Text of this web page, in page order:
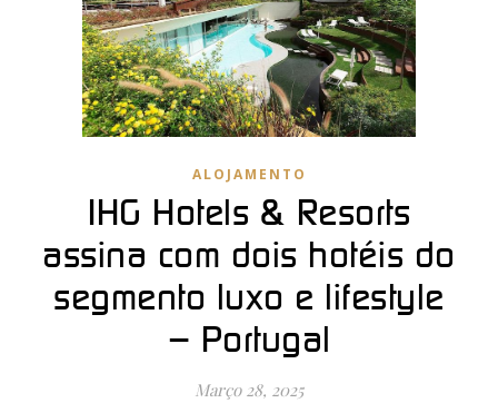
ALOJAMENTO
IHG Hotels & Resorts
assina com dois hotéis do
segmento luxo e lifestyle
– Portugal
Março 28, 2025